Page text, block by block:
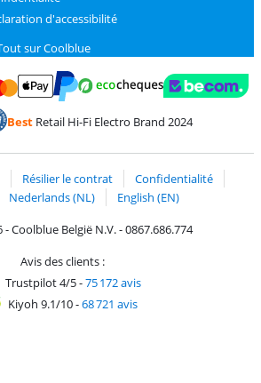
d'accessibilité
sur Coolblue
et Visa via ClickToPay
Payer avec PayPal
BestRetail Hi-Fi Electro Brand 2024
Résilier le contrat
Confidentialité
Nederlands (NL)
English (EN)
Coolblue België N.V. - 0867.686.774
Avis des clients :
Trustpilot 4/5-75 172 avis
Kiyoh 9.1/10-68 721 avis